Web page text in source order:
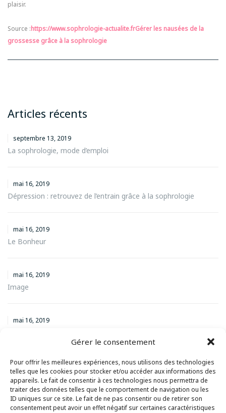
Gérer le consentement
Pour offrir les meilleures expériences, nous utilisons des technologies
telles que les cookies pour stocker et/ou accéder aux informations des
appareils. Le fait de consentir à ces technologies nous permettra de
traiter des données telles que le comportement de navigation ou les
ID uniques sur ce site. Le fait de ne pas consentir ou de retirer son
consentement peut avoir un effet négatif sur certaines caractéristiques
plaisir.
Source :https://www.sophrologie-actualite.frGérer les nausées de la
grossesse grâce à la sophrologie
Articles récents
septembre 13, 2019
La sophrologie, mode d’emploi
mai 16, 2019
Dépression : retrouvez de l’entrain grâce à la sophrologie
mai 16, 2019
Le Bonheur
mai 16, 2019
Image
mai 16, 2019
Catégories
Catégories